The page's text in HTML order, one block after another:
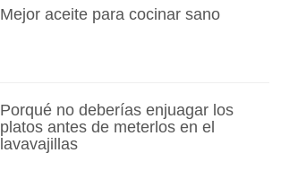
Mejor aceite para cocinar sano
Porqué no deberías enjuagar los
platos antes de meterlos en el
lavavajillas